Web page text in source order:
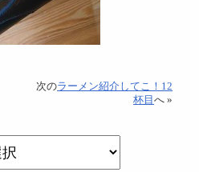
次のラーメン紹介してこ！12
杯目へ »